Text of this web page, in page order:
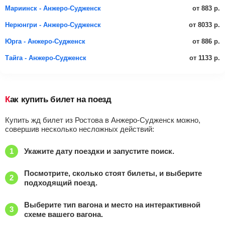
Мариинск - Анжеро-Судженск от 883 р.
Нерюнгри - Анжеро-Судженск от 8033 р.
Юрга - Анжеро-Судженск от 886 р.
Тайга - Анжеро-Судженск от 1133 р.
Как купить билет на поезд
Купить жд билет из Ростова в Анжеро-Судженск можно,
совершив несколько несложных действий:
Укажите дату поездки и запустите поиск.
Посмотрите, сколько стоят билеты, и выберите
подходящий поезд.
Выберите тип вагона и место на интерактивной
схеме вашего вагона.